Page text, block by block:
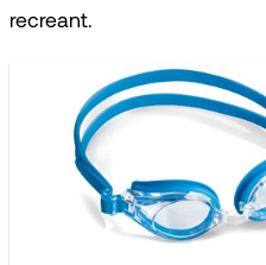
recreant.